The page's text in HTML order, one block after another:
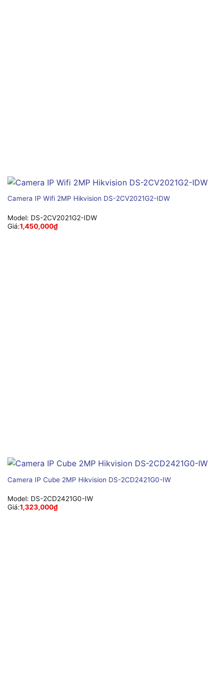
Camera IP Wifi 2MP Hikvision DS-2CV2021G2-IDW
Model: DS-2CV2021G2-IDW
Giá:1,450,000₫
Camera IP Cube 2MP Hikvision DS-2CD2421G0-IW
Model: DS-2CD2421G0-IW
Giá:1,323,000₫